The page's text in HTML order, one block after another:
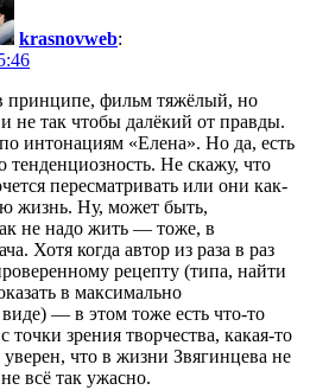
krasnovweb:
принципе, фильм тяжёлый, но
не так чтобы далёкий от правды.
интонациям «Елена». Но да, есть
тенденциозность. Не скажу, что
пересматривать или они как-
жизнь. Ну, может быть,
не надо жить — тоже, в
Хотя когда автор из раза в раз
рецепту (типа, найти
в максимально
— в этом тоже есть что-то
точки зрения творчества, какая-то
уверен, что в жизни Звягинцева не
всё так ужасно.